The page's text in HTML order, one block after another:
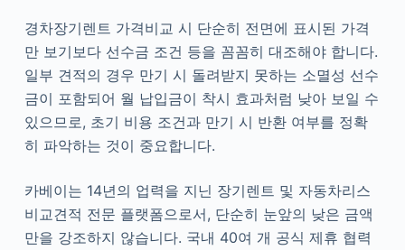
경차장기렌트 가격비교 시 단순히 전면에 표시된 가격
만 보기보다 선수금 조건 등을 꼼꼼히 대조해야 합니다.
일부 견적의 경우 만기 시 돌려받지 못하는 소멸성 선수
금이 포함되어 월 납입금이 착시 효과처럼 낮아 보일 수
있으므로, 초기 비용 조건과 만기 시 반환 여부를 정확
히 파악하는 것이 중요합니다.
카베이는 14년의 업력을 지닌 장기렌트 및 자동차리스
비교견적 전문 플랫폼으로서, 단순히 눈앞의 낮은 금액
만을 강조하지 않습니다. 국내 40여 개 공식 제휴 협력